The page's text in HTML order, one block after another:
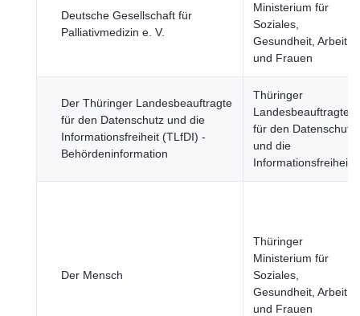
Deutsche Gesellschaft für
Palliativmedizin e. V.
Ministerium für
Soziales,
Gesundheit, Arbeit
und Frauen
Der Thüringer Landesbeauftragte
für den Datenschutz und die
Informationsfreiheit (TLfDI) -
Behördeninformation
Thüringer
Landesbeauftragter
für den Datenschutz
und die
Informationsfreiheit
Der Mensch
Thüringer
Ministerium für
Soziales,
Gesundheit, Arbeit
und Frauen